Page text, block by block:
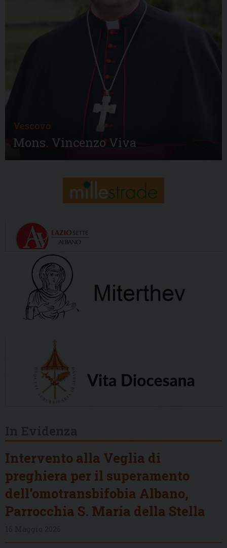
Vescovo
Mons. Vincenzo Viva
Intervento alla Veglia di
preghiera per il superamento
dell’omotransbifobia Albano,
Parrocchia S. Maria della Stella